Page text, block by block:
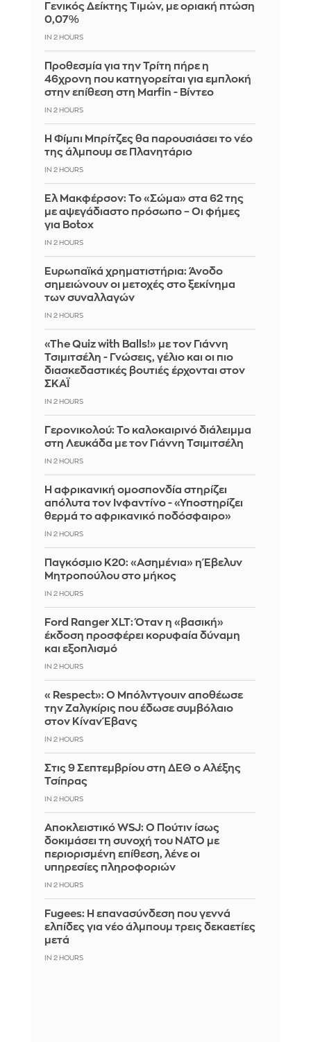
Γενικός Δείκτης Τιμών, με οριακή πτώση
0,07%
IN 2 HOURS
Προθεσμία για την Τρίτη πήρε η
46χρονη που κατηγορείται για εμπλοκή
στην επίθεση στη Marfin - Βίντεο
IN 2 HOURS
Η Φίμπι Μπρίτζες θα παρουσιάσει το νέο
της άλμπουμ σε Πλανητάριο
IN 2 HOURS
Ελ Μακφέρσον: Το «Σώμα» στα 62 της
με αψεγάδιαστο πρόσωπο – Οι φήμες
για Botox
IN 2 HOURS
Ευρωπαϊκά χρηματιστήρια: Άνοδο
σημειώνουν οι μετοχές στο ξεκίνημα
των συναλλαγών
IN 2 HOURS
«The Quiz with Balls!» με τον Γιάννη
Τσιμιτσέλη - Γνώσεις, γέλιο και οι πιο
διασκεδαστικές βουτιές έρχονται στον
ΣΚΑΪ
IN 2 HOURS
Γερονικολού: Το καλοκαιρινό διάλειμμα
στη Λευκάδα με τον Γιάννη Τσιμιτσέλη
IN 2 HOURS
Η αφρικανική ομοσπονδία στηρίζει
απόλυτα τον Ινφαντίνο - «Υποστηρίζει
θερμά το αφρικανικό ποδόσφαιρο»
IN 2 HOURS
Παγκόσμιο Κ20: «Ασημένια» η Έβελυν
Μητροπούλου στο μήκος
IN 2 HOURS
Ford Ranger XLT: Όταν η «βασική»
έκδοση προσφέρει κορυφαία δύναμη
και εξοπλισμό
IN 2 HOURS
«Respect»: Ο Μπόλντγουιν αποθέωσε
την Ζαλγκίρις που έδωσε συμβόλαιο
στον Κίναν Έβανς
IN 2 HOURS
Στις 9 Σεπτεμβρίου στη ΔΕΘ ο Αλέξης
Τσίπρας
IN 2 HOURS
Αποκλειστικό WSJ: Ο Πούτιν ίσως
δοκιμάσει τη συνοχή του ΝΑΤΟ με
περιορισμένη επίθεση, λένε οι
υπηρεσίες πληροφοριών
IN 2 HOURS
Fugees: Η επανασύνδεση που γεννά
ελπίδες για νέο άλμπουμ τρεις δεκαετίες
μετά
IN 2 HOURS